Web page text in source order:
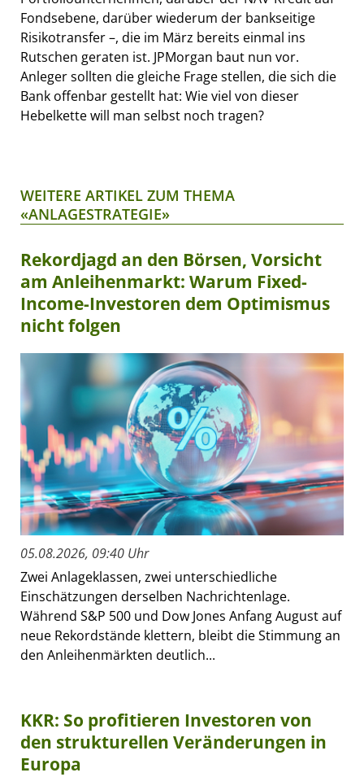
Fondsebene, darüber wiederum der bankseitige
Risikotransfer –, die im März bereits einmal ins
Rutschen geraten ist. JPMorgan baut nun vor.
Anleger sollten die gleiche Frage stellen, die sich die
Bank offenbar gestellt hat: Wie viel von dieser
Hebelkette will man selbst noch tragen?
WEITERE ARTIKEL ZUM THEMA
«ANLAGESTRATEGIE»
Rekordjagd an den Börsen, Vorsicht
am Anleihenmarkt: Warum Fixed-
Income-Investoren dem Optimismus
nicht folgen
05.08.2026, 09:40 Uhr
Zwei Anlageklassen, zwei unterschiedliche
Einschätzungen derselben Nachrichtenlage.
Während S&P 500 und Dow Jones Anfang August auf
neue Rekordstände klettern, bleibt die Stimmung an
den Anleihenmärkten deutlich...
KKR: So profitieren Investoren von
den strukturellen Veränderungen in
Europa